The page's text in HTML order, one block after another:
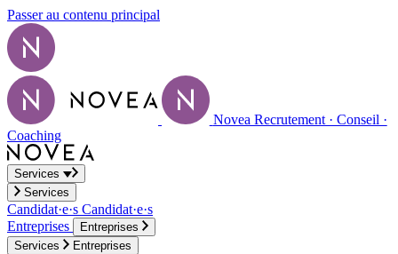
Passer au contenu principal
Novea Recrutement · Conseil ·
Coaching
Services
Services
Candidat·e·s Candidat·e·s
Entreprises
Entreprises
Services
Entreprises